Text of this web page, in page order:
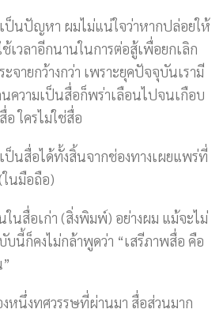
ป็นปัญหา ผมไม่แน่ใจว่าหากปล่อยให้
เวลาอีกนานในการต่อสู้เพื่อยกเลิก
จายกว้างกว่า เพราะยุคปัจจุบันเรามี
ความเป็นสื่อก็พร่าเลือนไปจนเกือบ
อ ใครไม่ใช่สื่อ
นสื่อได้ทั้งสิ้นจากช่องทางเผยแพร่ที่
นมือถือ)
ในสื่อเก่า (สิ่งพิมพ์) อย่างผม แม้จะไม่
นี้ก็คงไม่กล้าพูดว่า “เสรีภาพสื่อ คือ
งหนึ่งทศวรรษที่ผ่านมา สื่อส่วนมาก